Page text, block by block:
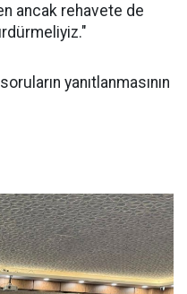
ancak rehavete de
yanıtlanmasının